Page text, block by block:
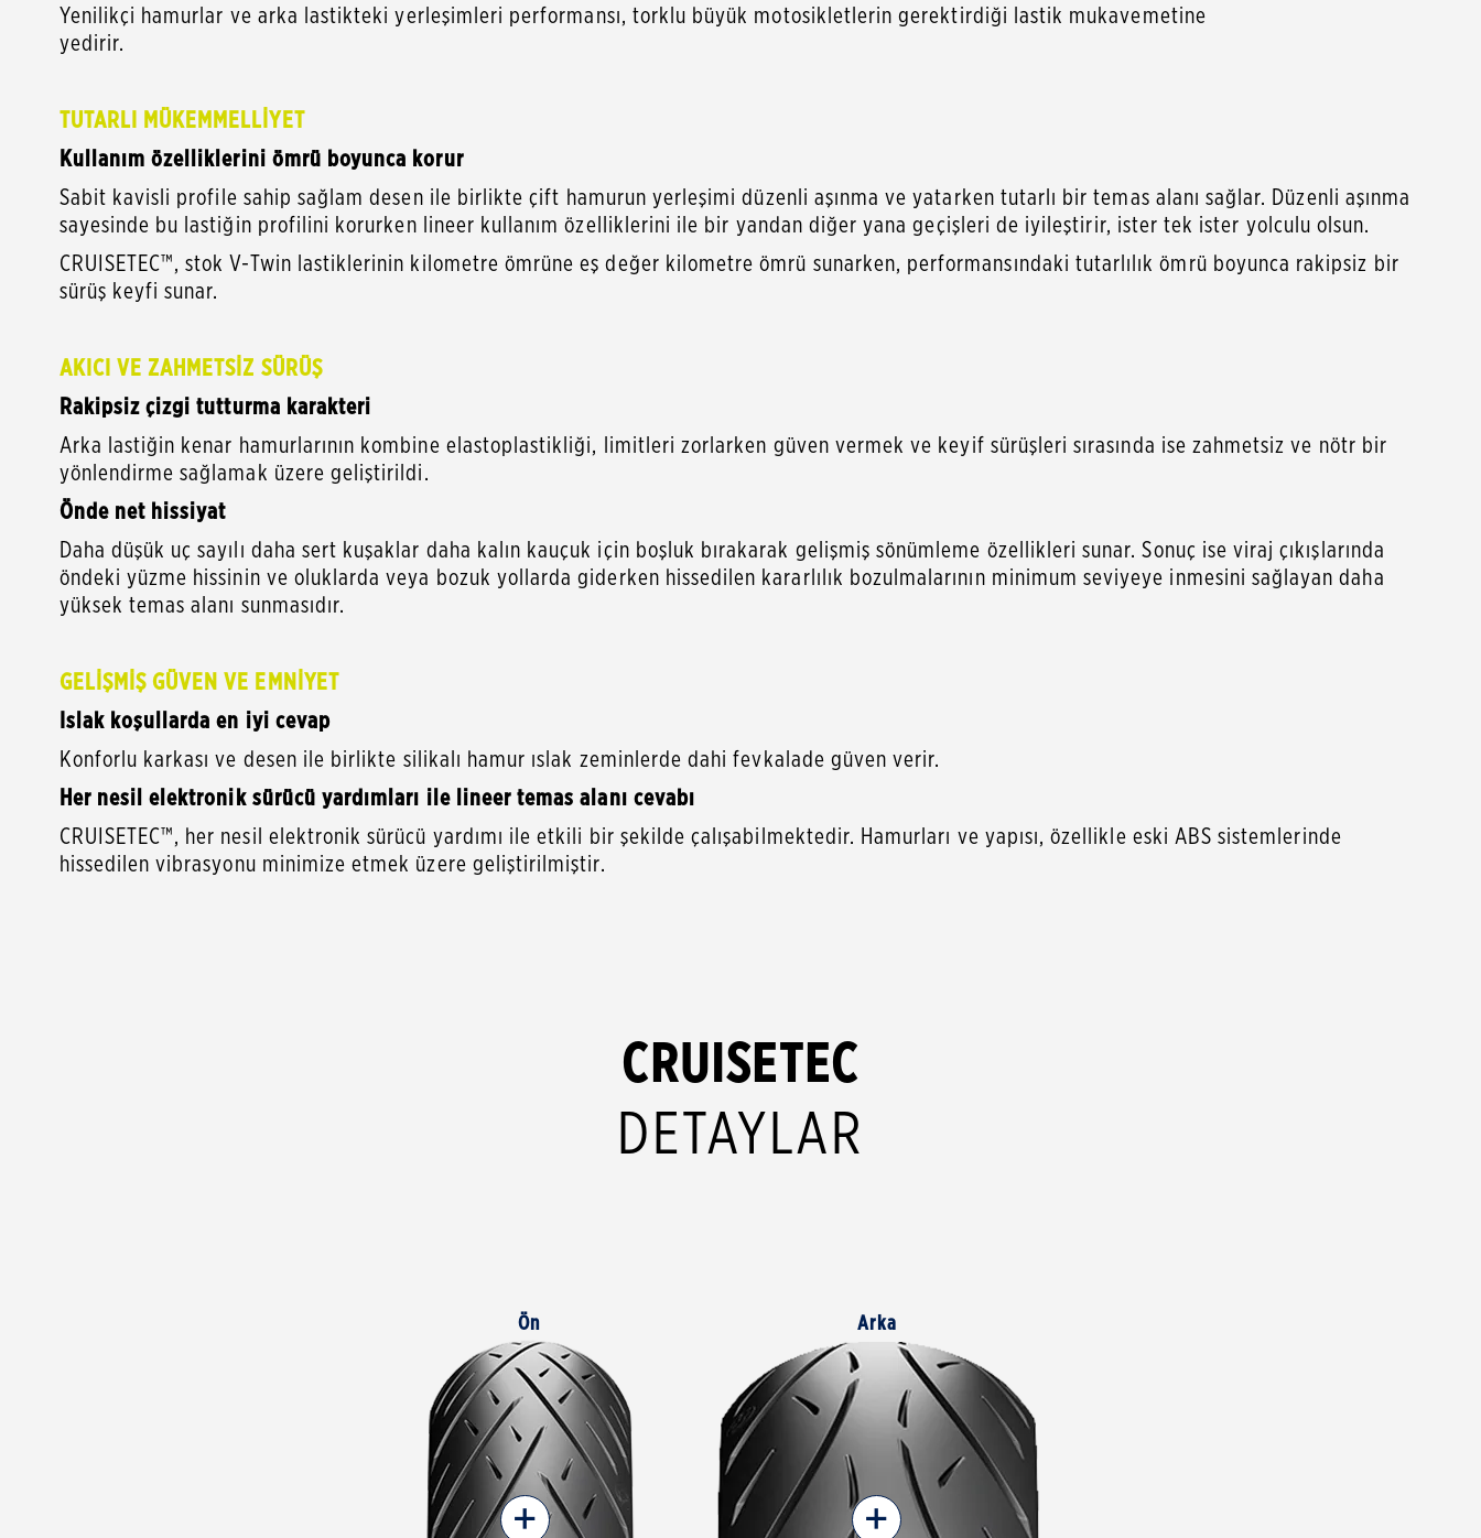
Yenilikçi hamurlar ve arka lastikteki yerleşimleri performansı, torklu büyük motosikletlerin gerektirdiği lastik mukavemetine
yedirir.
TUTARLI MÜKEMMELLİYET
Kullanım özelliklerini ömrü boyunca korur
Sabit kavisli profile sahip sağlam desen ile birlikte çift hamurun yerleşimi düzenli aşınma ve yatarken tutarlı bir temas alanı sağlar. Düzenli aşınma
sayesinde bu lastiğin profilini korurken lineer kullanım özelliklerini ile bir yandan diğer yana geçişleri de iyileştirir, ister tek ister yolculu olsun.
CRUISETEC™, stok V-Twin lastiklerinin kilometre ömrüne eş değer kilometre ömrü sunarken, performansındaki tutarlılık ömrü boyunca rakipsiz bir
sürüş keyfi sunar.
AKICI VE ZAHMETSİZ SÜRÜŞ
Rakipsiz çizgi tutturma karakteri
Arka lastiğin kenar hamurlarının kombine elastoplastikliği, limitleri zorlarken güven vermek ve keyif sürüşleri sırasında ise zahmetsiz ve nötr bir
yönlendirme sağlamak üzere geliştirildi.
Önde net hissiyat
Daha düşük uç sayılı daha sert kuşaklar daha kalın kauçuk için boşluk bırakarak gelişmiş sönümleme özellikleri sunar. Sonuç ise viraj çıkışlarında
öndeki yüzme hissinin ve oluklarda veya bozuk yollarda giderken hissedilen kararlılık bozulmalarının minimum seviyeye inmesini sağlayan daha
yüksek temas alanı sunmasıdır.
GELİŞMİŞ GÜVEN VE EMNİYET
Islak koşullarda en iyi cevap
Konforlu karkası ve desen ile birlikte silikalı hamur ıslak zeminlerde dahi fevkalade güven verir.
Her nesil elektronik sürücü yardımları ile lineer temas alanı cevabı
CRUISETEC™, her nesil elektronik sürücü yardımı ile etkili bir şekilde çalışabilmektedir. Hamurları ve yapısı, özellikle eski ABS sistemlerinde
hissedilen vibrasyonu minimize etmek üzere geliştirilmiştir.
CRUISETEC
DETAYLAR
Ön
+
Arka
+